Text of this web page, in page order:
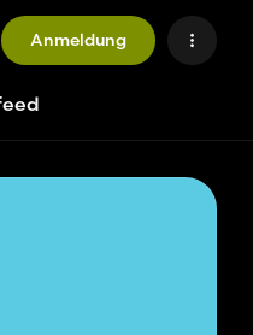
Anmeldung